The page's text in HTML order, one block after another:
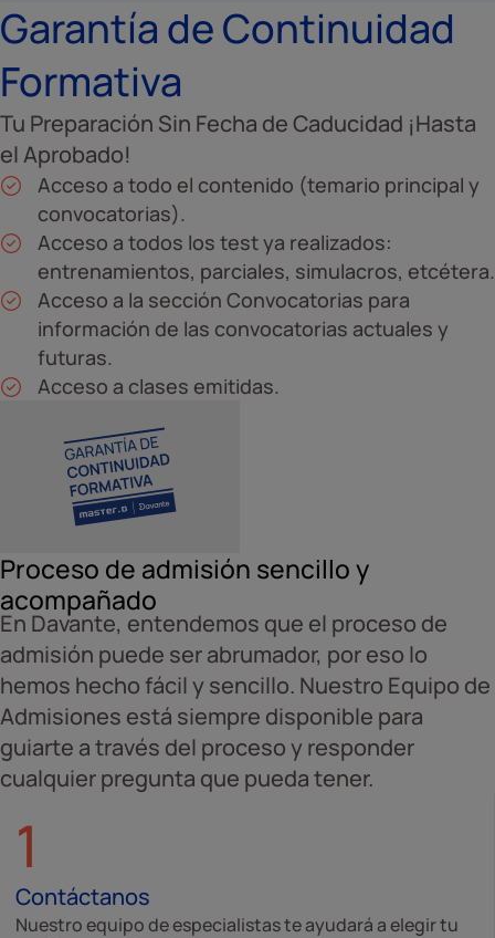
Garantía de Continuidad
Formativa
Tu Preparación Sin Fecha de Caducidad ¡Hasta
el Aprobado!
Acceso a todo el contenido (temario principal y
convocatorias).
Acceso a todos los test ya realizados:
entrenamientos, parciales, simulacros, etcétera.
Acceso a la sección Convocatorias para
información de las convocatorias actuales y
futuras.
Acceso a clases emitidas.
Proceso de admisión sencillo y
acompañado
En Davante, entendemos que el proceso de
admisión puede ser abrumador, por eso lo
hemos hecho fácil y sencillo. Nuestro Equipo de
Admisiones está siempre disponible para
guiarte a través del proceso y responder
cualquier pregunta que pueda tener.
1
Contáctanos
Nuestro equipo de especialistas te ayudará a elegir tu